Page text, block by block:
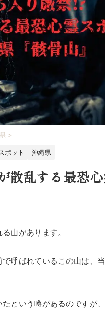
>
ポット 沖縄県
乱する最恐心
山があります。
呼ばれているこの山は、
という噂があるのですが